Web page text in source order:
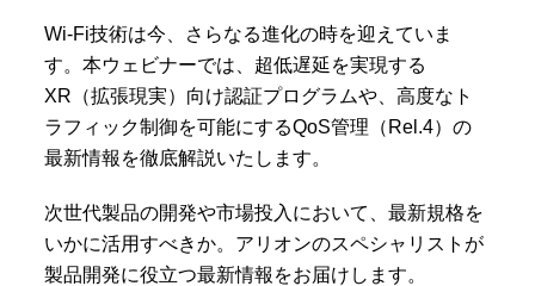
Wi-Fi技術は今、さらなる進化の時を迎えていま
す。本ウェビナーでは、超低遅延を実現する
XR（拡張現実）向け認証プログラムや、高度なト
ラフィック制御を可能にするQoS管理（Rel.4）の
最新情報を徹底解説いたします。
次世代製品の開発や市場投入において、最新規格を
いかに活用すべきか。アリオンのスペシャリストが
製品開発に役立つ最新情報をお届けします。